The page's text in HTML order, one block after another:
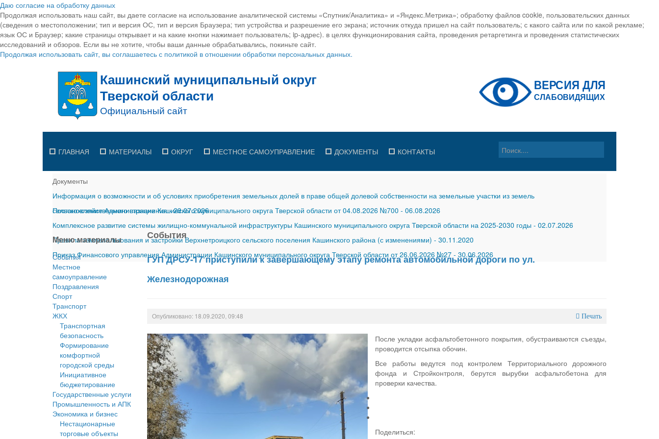
Даю согласие на обработку данных
Продолжая использовать наш сайт, вы даете согласие на использование аналитической системы «Спутник/Аналитика» и «Яндекс.Метрика»; обработку файлов cookie, пользовательских данных
(сведения о местоположении; тип и версия ОС, тип и версия Браузера; тип устройства и разрешение его экрана; источник откуда пришел на сайт пользователь; с какого сайта или по какой рекламе;
язык ОС и Браузер; какие страницы открывает и на какие кнопки нажимает пользователь; ip-адрес). в целях функционирования сайта, проведения ретаргетинга и проведения статистических
исследований и обзоров. Если вы не хотите, чтобы ваши данные обрабатывались, покиньте сайт.
Продолжая использовать сайт, вы соглашаетесь с политикой в отношении обработки персональных данных.
ГЛАВНАЯ МАТЕРИАЛЫ ОКРУГ МЕСТНОЕ САМОУПРАВЛЕНИЕ ДОКУМЕНТЫ КОНТАКТЫ
Документы
Информация о возможности и об условиях приобретения земельных долей в праве общей долевой собственности на земельные участки из земель
сельскохозяйственного назначения-29.07.2026
Постановление Администрации Кашинского муниципального округа Тверской области от 04.08.2026 №700 - 06.08.2026
Комплексное развитие системы жилищно-коммунальной инфраструктуры Кашинского муниципального округа Тверской области на 2025-2030 годы - 02.07.2026
Правила землепользования и застройки Верхнетроицкого сельского поселения Кашинского района (с изменениями) - 30.11.2020
Приказ Финансового управления Администрации Кашинского муниципального округа Тверской области от 26.06.2026 №27 - 30.06.2026
Меню материалы
События
Местное
cамоуправление
Поздравления
Спорт
Транспорт
ЖКХ
Транспортная
безопасность
Формирование
комфортной
городской среды
Инициативное
бюджетирование
Государственные услуги
Промышленность и АПК
Экономика и бизнес
Нестационарные
торговые объекты
События
ГУП ДРСУ-17 приступили к завершающему этапу ремонта автомобильной дороги по ул.
Железнодорожная
Опубликовано: 18.09.2020, 09:48 Печать
После укладки асфальтобетонного покрытия, обустраиваются съезды,
проводится отсыпка обочин.
Все работы ведутся под контролем Территориального дорожного
фонда и Стройконтроля, берутся вырубки асфальтобетона для
проверки качества.
Поделиться: